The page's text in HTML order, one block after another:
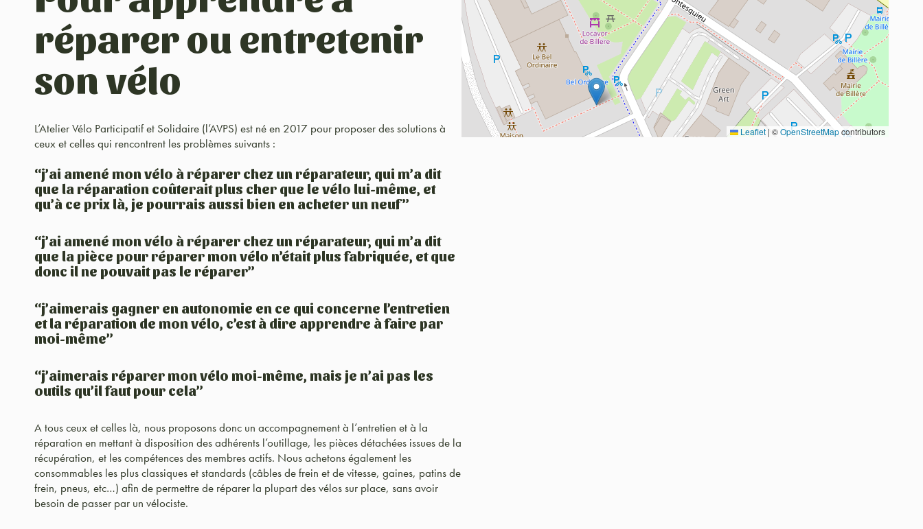
réparer ou entretenir
son vélo
L’Atelier Vélo Participatif et Solidaire (l’AVPS) est né en 2017 pour proposer des solutions à
ceux et celles qui rencontrent les problèmes suivants :
“j’ai amené mon vélo à réparer chez un réparateur, qui m’a dit
que la réparation coûterait plus cher que le vélo lui-même, et
qu’à ce prix là, je pourrais aussi bien en acheter un neuf”
“j’ai amené mon vélo à réparer chez un réparateur, qui m’a dit
que la pièce pour réparer mon vélo n’était plus fabriquée, et que
donc il ne pouvait pas le réparer”
“j’aimerais gagner en autonomie en ce qui concerne l’entretien
et la réparation de mon vélo, c’est à dire apprendre à faire par
moi-même”
“j’aimerais réparer mon vélo moi-même, mais je n’ai pas les
outils qu’il faut pour cela”
A tous ceux et celles là, nous proposons donc un accompagnement à l’entretien et à la
réparation en mettant à disposition des adhérents l’outillage, les pièces détachées issues de la
récupération, et les compétences des membres actifs. Nous achetons également les
consommables les plus classiques et standards (câbles de frein et de vitesse, gaines, patins de
frein, pneus, etc…) afin de permettre de réparer la plupart des vélos sur place, sans avoir
besoin de passer par un vélociste.
Leaflet | ©OpenStreetMapcontributors